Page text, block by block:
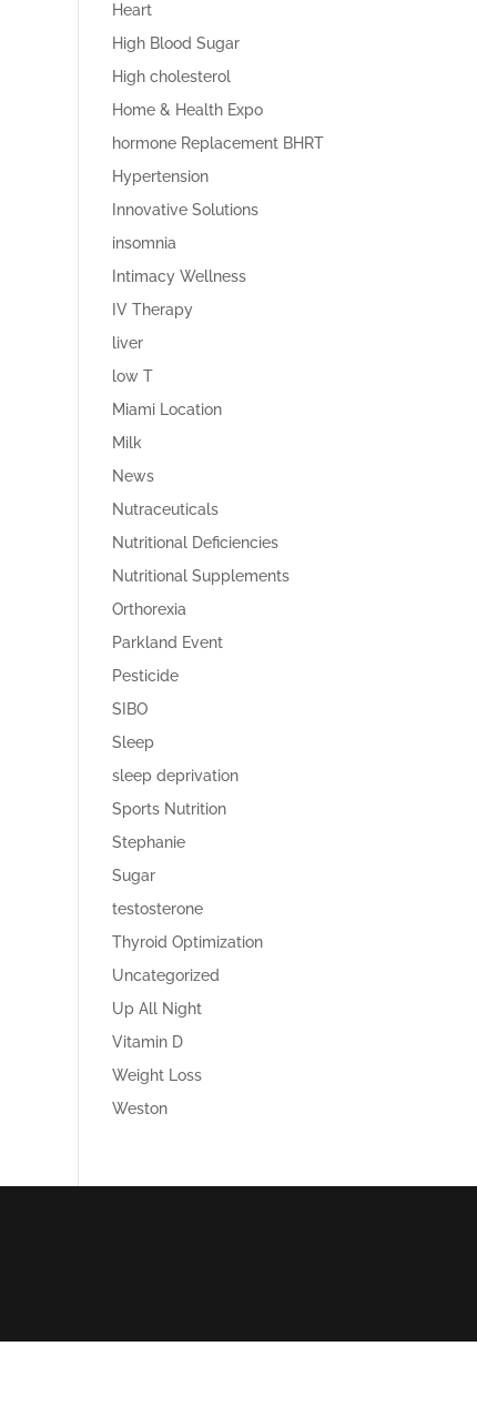
Heart
High Blood Sugar
High cholesterol
Home & Health Expo
hormone Replacement BHRT
Hypertension
Innovative Solutions
insomnia
Intimacy Wellness
IV Therapy
liver
low T
Miami Location
Milk
News
Nutraceuticals
Nutritional Deficiencies
Nutritional Supplements
Orthorexia
Parkland Event
Pesticide
SIBO
Sleep
sleep deprivation
Sports Nutrition
Stephanie
Sugar
testosterone
Thyroid Optimization
Uncategorized
Up All Night
Vitamin D
Weight Loss
Weston